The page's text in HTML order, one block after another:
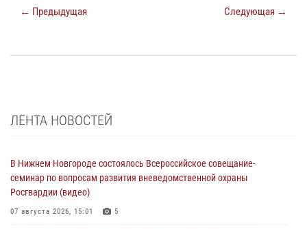
← Предыдущая Следующая →
ЛЕНТА НОВОСТЕЙ
В Нижнем Новгороде состоялось Всероссийское совещание-
семинар по вопросам развития вневедомственной охраны
Росгвардии (видео)
07 августа 2026, 15:01 5